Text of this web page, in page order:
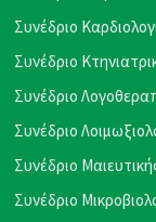
Συνέδριο
Συνέδριο
Συνέδριο
Συνέδριο
Συνέδριο
Συνέδριο